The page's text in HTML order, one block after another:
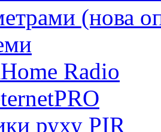
(нова
Radio
руху PIR